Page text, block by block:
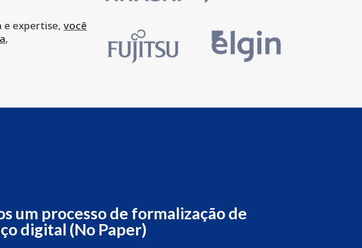
e expertise, você
,
um processo de formalização de
digital (No Paper)